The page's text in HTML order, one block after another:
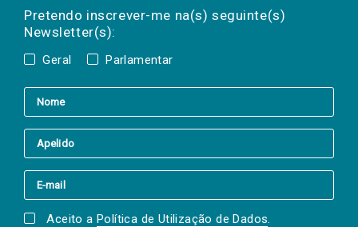
Pretendo inscrever-me na(s) seguinte(s)
Newsletter(s):
Geral Parlamentar
a(s) newsletter(s).
mail
Aceito a Política de Utilização de Dados.